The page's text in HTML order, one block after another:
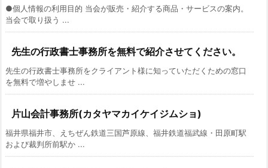
●個人情報の利用目的 当会が販売・紹介する商品・サービスの案内。
当会で取り扱う ...
先生の行政書士事務所を無料で紹介させてください。
先生の行政書士事務所をクライアント様に知っていただくための窓口
を無料で増やしませ ...
片山会計事務所(カタヤマカイケイジムショ)
福井県福井市、えちぜん鉄道三国芦原線、福井鉄道福武線・田原町駅
および裁判所前駅か ...